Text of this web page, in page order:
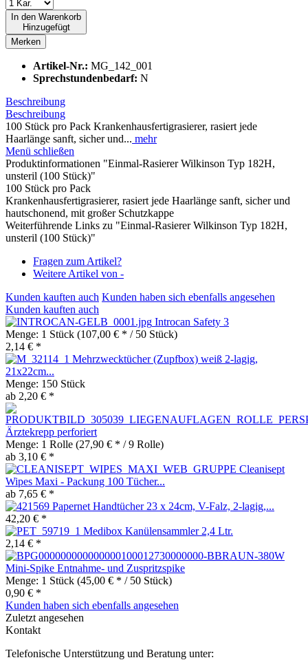
In den Warenkorb
Hinzugefügt
Merken
Artikel-Nr.: MG_142_001
Sprechstundenbedarf: N
Beschreibung
Beschreibung
100 Stück pro Pack Krankenhausfertigrasierer, rasiert jede
Haarlänge sanft, sicher und... mehr
Menü schließen
Produktinformationen "Einmal-Rasierer Wilkinson Typ 182H,
unsteril (100 Stück)"
100 Stück pro Pack
Krankenhausfertigrasierer, rasiert jede Haarlänge sanft, sicher und
hautschonend, mit großer Schutzkappe
Weiterführende Links zu "Einmal-Rasierer Wilkinson Typ 182H,
unsteril (100 Stück)"
Fragen zum Artikel?
Weitere Artikel von -
Kunden kauften auch Kunden haben sich ebenfalls angesehen
Kunden kauften auch
Introcan Safety 3
Menge: 1 Stück (107,00 € * / 50 Stück)
2,14 € *
Mehrzwecktücher (Zupfbox) weiß 2-lagig,
21x22cm...
Menge: 150 Stück
ab 2,20 € *
Ärztekrepp perforiert
Menge: 1 Rolle (27,90 € * / 9 Rolle)
ab 3,10 € *
Cleanisept
Wipes Maxi - Packung 100 Tücher...
ab 7,65 € *
Papernet Handtücher 23 x 24cm, V-Falz, 2-lagig,...
42,20 € *
Medibox Kanülensammler 2,4 Ltr.
2,14 € *
Mini-Spike Entnahme- und Zuspritzspike
Menge: 1 Stück (45,00 € * / 50 Stück)
0,90 € *
Kunden haben sich ebenfalls angesehen
Zuletzt angesehen
Kontakt
Telefonische Unterstützung und Beratung unter: